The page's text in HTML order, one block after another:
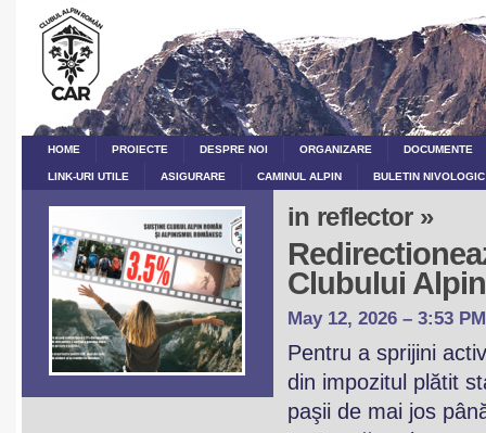
HOME PROIECTE DESPRE NOI ORGANIZARE DOCUMENTE
LINK-URI UTILE ASIGURARE CAMINUL ALPIN BULETIN
in reflector »
Clubului
May 12, 2026 – 3:53 PM
Pentru a sprijini
din impozitul plătit
paşii de mai jos